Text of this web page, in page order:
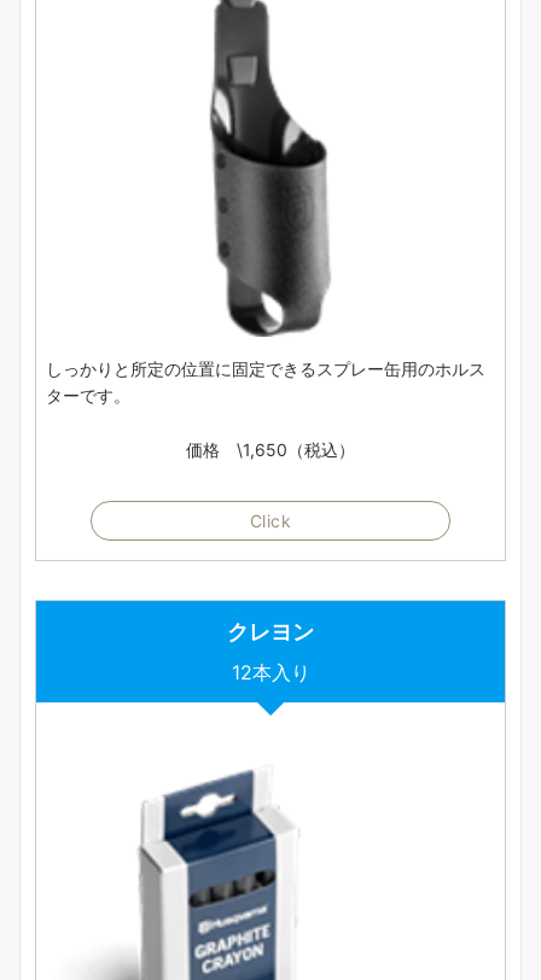
しっかりと所定の位置に固定できるスプレー缶用のホルス
ターです。
価格 \1,650（税込）
Click
クレヨン
12本入り